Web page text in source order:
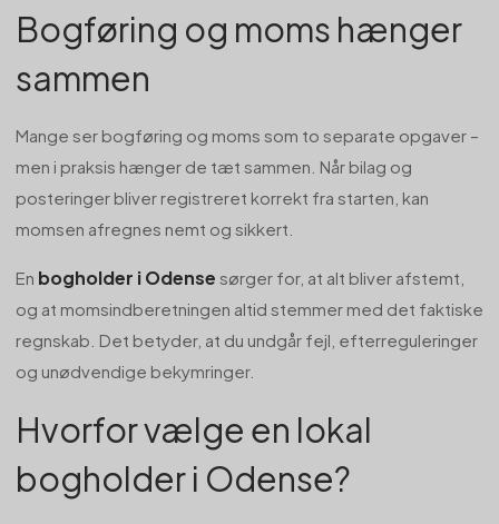
Bogføring og moms hænger
sammen
Mange ser bogføring og moms som to separate opgaver –
men i praksis hænger de tæt sammen. Når bilag og
posteringer bliver registreret korrekt fra starten, kan
momsen afregnes nemt og sikkert.
En bogholder i Odense sørger for, at alt bliver afstemt,
og at momsindberetningen altid stemmer med det faktiske
regnskab. Det betyder, at du undgår fejl, efterreguleringer
og unødvendige bekymringer.
Hvorfor vælge en lokal
bogholder i Odense?